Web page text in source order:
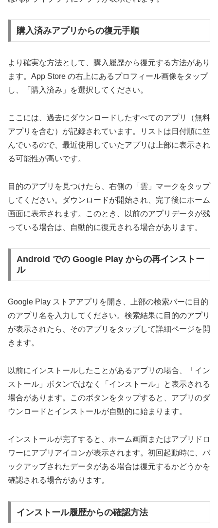
購入済みアプリからの復元手順
より確実な方法として、購入履歴から復元する方法があり
ます。App Store の右上にあるプロフィール画像をタップ
し、「購入済み」を選択してください。
ここには、過去にダウンロードしたすべてのアプリ（無料
アプリを含む）が記録されています。リストは日付順に並
んでいるので、最近使用していたアプリは上部に表示され
る可能性が高いです。
目的のアプリを見つけたら、右側の「雲」マークをタップ
してください。ダウンロードが開始され、完了後にホーム
画面に表示されます。このとき、以前のアプリデータが残
っている場合は、自動的に復元される場合があります。
Android での Google Play からの再インストー
ル
Google Play ストアアプリを開き、上部の検索バーに目的
のアプリ名を入力してください。検索結果に目的のアプリ
が表示されたら、そのアプリをタップして詳細ページを開
きます。
以前にインストールしたことがあるアプリの場合、「イン
ストール」ボタンではなく「インストール」と表示される
場合があります。このボタンをタップすると、アプリのダ
ウンロードとインストールが自動的に始まります。
インストールが完了すると、ホーム画面またはアプリドロ
ワーにアプリアイコンが表示されます。初回起動時に、バ
ックアップされたデータがある場合は復元するかどうかを
確認される場合があります。
インストール履歴からの確認方法